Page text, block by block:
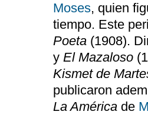
Moses, quien
tiempo. Este
Poeta (1908).
y El Mazaloso
Kismet de
publicaron
La América de